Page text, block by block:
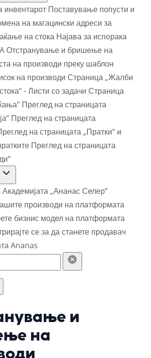
Поставување попусти и
на магацински адреси за
на стока Најава за испорака
Отстранување и бришење на
на производи преку шаблон
на производи Страница „Жалби
- Листи со задачи Страница
Преглед на страницата
Преглед на страницата
на страницата „Пратки“ и
Преглед на страницата
Академијата „Ананас Селер“
производи на платформата
бизнис модел на платформата
се за да станете продавач
Ananas
и
на